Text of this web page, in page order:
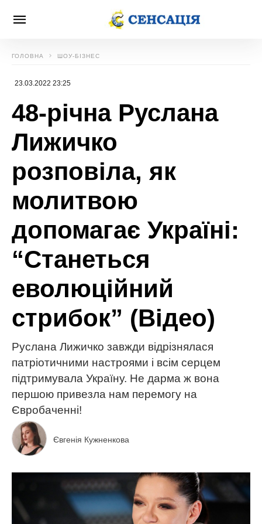
ГОЛОВНА ШОУ-БІЗНЕС
23.03.2022 23:25
48-річна Руслана
Лижичко
розповіла, як
молитвою
допомагає Україні:
“Станеться
еволюційний
стрибок” (Відео)
Руслана Лижичко завжди відрізнялася
патріотичними настроями і всім серцем
підтримувала Україну. Не дарма ж вона
першою привезла нам перемогу на
Євробаченні!
Євгенія Кужненкова